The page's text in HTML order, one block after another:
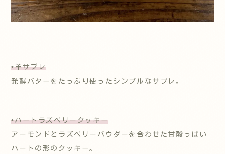
•羊サブレ
発酵バターをたっぷり使ったシンプルなサブレ。
•ハートラズベリークッキー
アーモンドとラズベリーパウダーを合わせた甘酸っぱい
ハートの形のクッキー。